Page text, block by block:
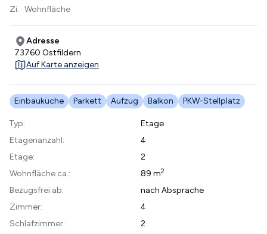
Zi. Wohnfläche
Adresse
73760 Ostfildern
Auf Karte anzeigen
Einbauküche Parkett Aufzug Balkon PKW-Stellplatz
Typ:
Etage
Etagenanzahl:
4
Etage:
2
Wohnfläche ca.:
89 m2
Bezugsfrei ab:
nach Absprache
Zimmer:
4
Schlafzimmer:
2